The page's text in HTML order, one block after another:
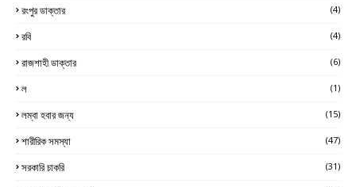
রংপুর ডাক্তার (4)
রবি (4)
রাজশাহী ডাক্তার (6)
ল (1)
লম্বা হবার জন্য (15)
শারীরিক সমস্যা (47)
সরকারি চাকরি (31)